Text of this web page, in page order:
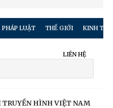
PHÁP LUẬT THẾ GIỚI KINH TẾ
LIÊN HỆ
HÌNH VIỆT NAM